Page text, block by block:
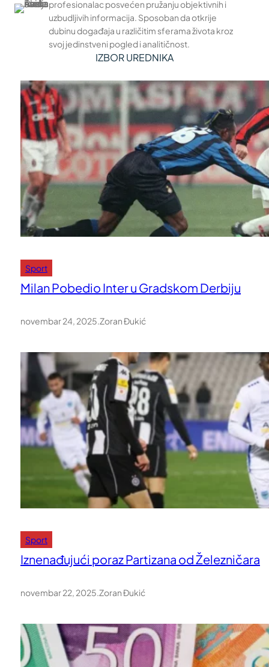
profesionalac posvećen pružanju objektivnih i
uzbudljivih informacija. Sposoban da otkrije
dubinu događaja u različitim sferama života kroz
svoj jedinstveni pogled i analitičnost.
IZBOR UREDNIKA
Sport
Milan Pobedio Inter u Gradskom Derbiju
novembar 24, 2025.Zoran Đukić
Sport
Iznenađujući poraz Partizana od Železničara
novembar 22, 2025.Zoran Đukić